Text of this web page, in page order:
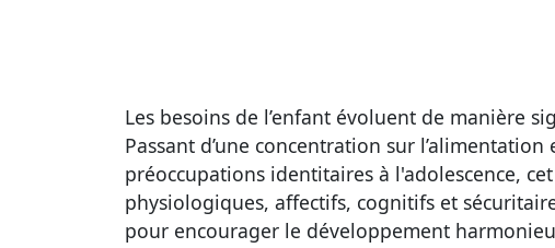
Les besoins de l’enfant évoluent de manière
Passant d’une concentration sur
préoccupations identitaires à l'adolescence,
physiologiques, affectifs, cognitifs et
pour encourager le développement